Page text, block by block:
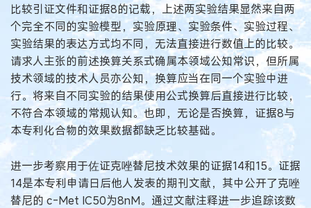
比较引证文件和证据8的记载，上述两实验结果显然来自两
个完全不同的实验模型，实验原理、实验条件、实验过程、
实验结果的表达方式均不同，无法直接进行数值上的比较。
请求人主张的前述换算关系式确属本领域公知常识，但所属
技术领域的技术人员亦公知，换算应当在同一个实验中进
行。将来自不同实验的结果使用公式换算后直接进行比较，
不符合本领域的常规认知。也即，无论是否换算，证据8与
本专利化合物的效果数据都缺乏比较基础。
进一步考察用于佐证克唑替尼技术效果的证据14和15。证据
14是本专利申请日后他人发表的期刊文献，其中公开了克唑
替尼的 c-Met IC50为8nM。通过文献注释进一步追踪该数